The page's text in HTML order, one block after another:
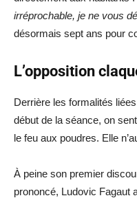
irréprochable, je ne vous
désormais sept ans pour
L’opposition
Derrière les formalités
début de la séance, on
le feu aux poudres. Elle
À peine son premier
prononcé, Ludovic Fagaut